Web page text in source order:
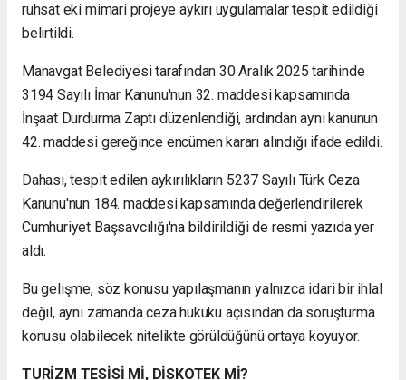
ruhsat eki mimari projeye aykırı uygulamalar tespit edildiği
belirtildi.
Manavgat Belediyesi tarafından 30 Aralık 2025 tarihinde
3194 Sayılı İmar Kanunu'nun 32. maddesi kapsamında
İnşaat Durdurma Zaptı düzenlendiği, ardından aynı kanunun
42. maddesi gereğince encümen kararı alındığı ifade edildi.
Dahası, tespit edilen aykırılıkların 5237 Sayılı Türk Ceza
Kanunu'nun 184. maddesi kapsamında değerlendirilerek
Cumhuriyet Başsavcılığı'na bildirildiği de resmi yazıda yer
aldı.
Bu gelişme, söz konusu yapılaşmanın yalnızca idari bir ihlal
değil, aynı zamanda ceza hukuku açısından da soruşturma
konusu olabilecek nitelikte görüldüğünü ortaya koyuyor.
TURİZM TESİSİ Mİ, DİSKOTEK Mİ?